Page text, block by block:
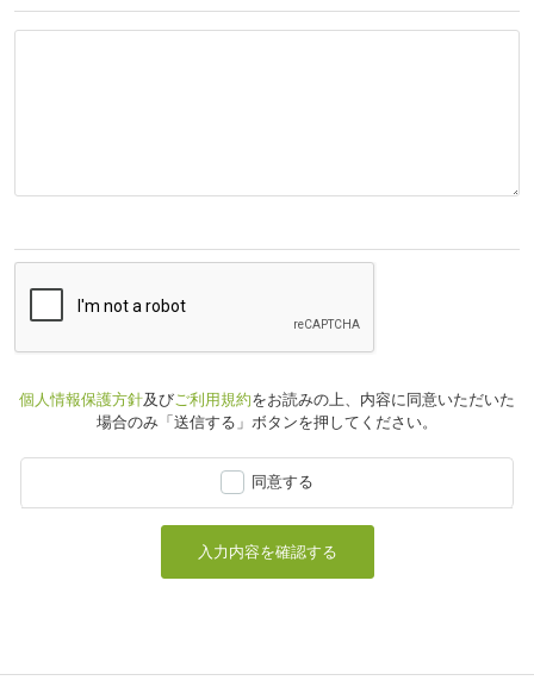
個人情報保護方針及びご利用規約をお読みの上、 内容に同意いただいた
場合のみ「送信する」ボタンを押してください。
同意する
入力内容を確認する